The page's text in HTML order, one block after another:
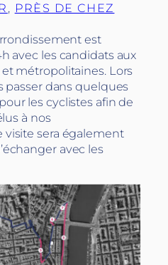
, PRÈS DE CHEZ
est
avec les candidats aux
métropolitaines. Lors
passer dans quelques
les cyclistes afin de
à nos
sera également
avec les